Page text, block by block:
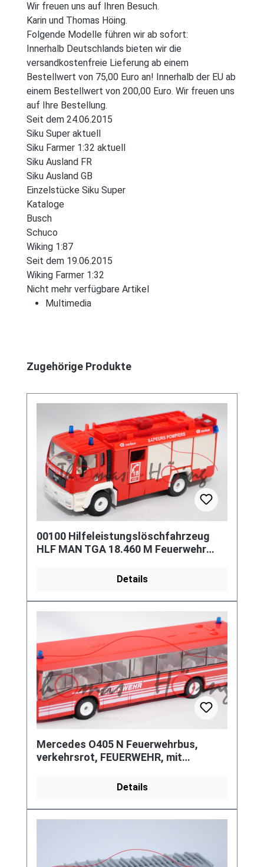
Wir freuen uns auf Ihren Besuch.
Karin und Thomas Höing.
Folgende Modelle führen wir ab sofort:
Innerhalb Deutschlands bieten wir die
versandkostenfreie Lieferung ab einem
Bestellwert von 75,00 Euro an! Innerhalb der EU ab
einem Bestellwert von 200,00 Euro. Wir freuen uns
auf Ihre Bestellung.
Seit dem 24.06.2015
Siku Super aktuell
Siku Farmer 1:32 aktuell
Siku Ausland FR
Siku Ausland GB
Einzelstücke Siku Super
Kataloge
Busch
Schuco
Wiking 1:87
Seit dem 19.06.2015
Wiking Farmer 1:32
Nicht mehr verfügbare Artikel
Multimedia
Produktgalerie überspringen
Zugehörige Produkte
00100 Hilfeleistungslöschfahrzeug
HLF MAN TGA 18.460 M Feuerwehr
Details
Mercedes O405 N Feuerwehrbus,
verkehrsrot, FEUERWEHR, mit
Details